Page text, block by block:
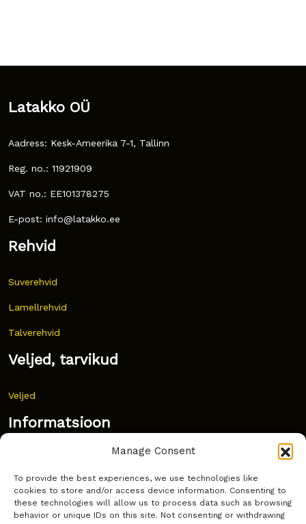
Manage Consent
To provide the best experiences, we use technologies like
cookies to store and/or access device information. Consenting to
these technologies will allow us to process data such as browsing
behavior or unique IDs on this site. Not consenting or withdrawing
Latakko OÜ
Aadress: Kesk-Ameerika 7-1, Tallinn
Reg. no.: 11921909
VAT no.: EE101378275
E-post: info@latakko.ee
Rehvid
Suverehvid
Lamellrehvid
Talverehvid
Veljed, tarvikud
Veljed
Informatsioon
Korduma kippuvad küsimused
Kust osta?